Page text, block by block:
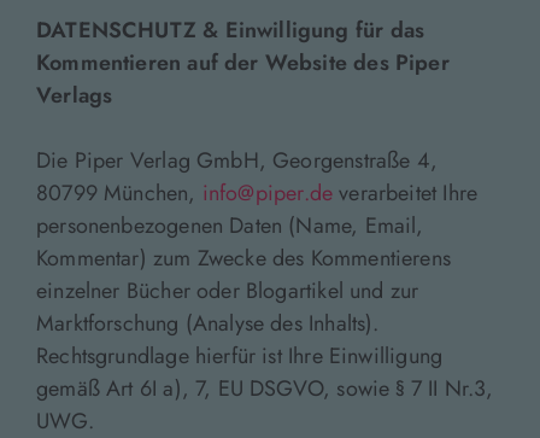
DATENSCHUTZ & Einwilligung für das
Kommentieren auf der Website des Piper
Verlags
Die Piper Verlag GmbH, Georgenstraße 4,
80799 München, info@piper.deverarbeitet Ihre
personenbezogenen Daten (Name, Email,
Kommentar) zum Zwecke des Kommentierens
einzelner Bücher oder Blogartikel und zur
Marktforschung (Analyse des Inhalts).
Rechtsgrundlage hierfür ist Ihre Einwilligung
gemäß Art 6I a), 7, EU DSGVO, sowie § 7 II Nr.3,
UWG.